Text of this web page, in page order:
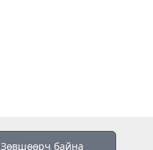
Зөвшөөрч байна